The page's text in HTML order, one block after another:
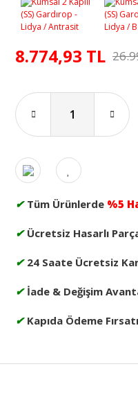
8.774,93 TL
✔ Tüm Ürünlerde %5
✔ Ücretsiz Hasarlı
✔ 24 Saate Ücretsiz
✔ İade & Değişim
✔ Kapıda Ödeme Fırsatı